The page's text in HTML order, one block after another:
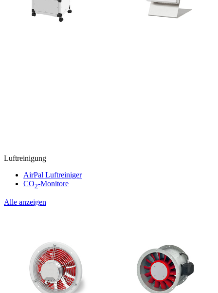
Luftreinigung
AirPal Luftreiniger
CO2-Monitore
Alle anzeigen